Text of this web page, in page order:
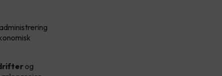
og